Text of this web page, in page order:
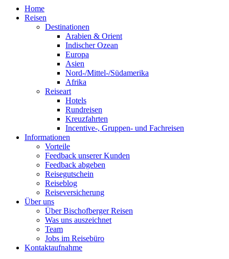
Home
Reisen
Destinationen
Arabien & Orient
Indischer Ozean
Europa
Asien
Nord-/Mittel-/Südamerika
Afrika
Reiseart
Hotels
Rundreisen
Kreuzfahrten
Incentive-, Gruppen- und Fachreisen
Informationen
Vorteile
Feedback unserer Kunden
Feedback abgeben
Reisegutschein
Reiseblog
Reiseversicherung
Über uns
Über Bischofberger Reisen
Was uns auszeichnet
Team
Jobs im Reisebüro
Kontaktaufnahme